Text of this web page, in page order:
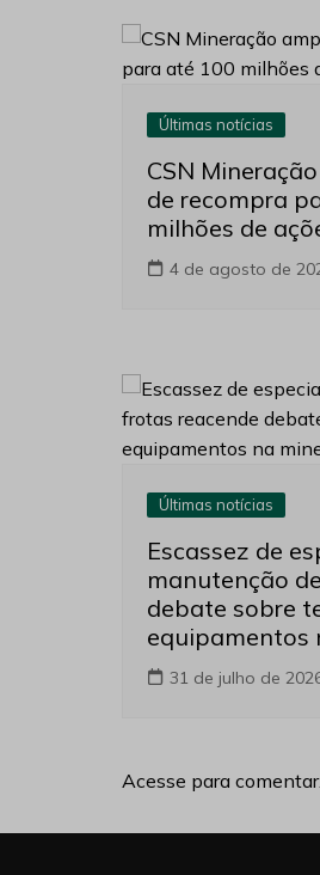
Últimas notícias
CSN
de recompra
milhões de
4 de agosto de
Últimas notícias
Escassez de
manutenção
debate sobre
equipamentos
31 de julho de
Acesse para comentar.